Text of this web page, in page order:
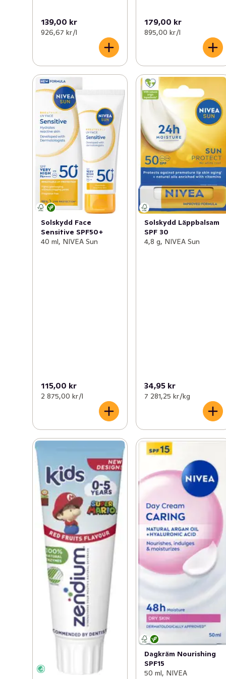
139,00 kr
926,67 kr /l
179,00 kr
895,00 kr /l
Solskydd Face
Sensitive SPF50+
40 ml, NIVEA Sun
115,00 kr
2 875,00 kr /l
Solskydd Läppbalsam
SPF 30
4,8 g, NIVEA Sun
34,95 kr
7 281,25 kr /kg
Dagkräm Nourishing
SPF15
50 ml, NIVEA